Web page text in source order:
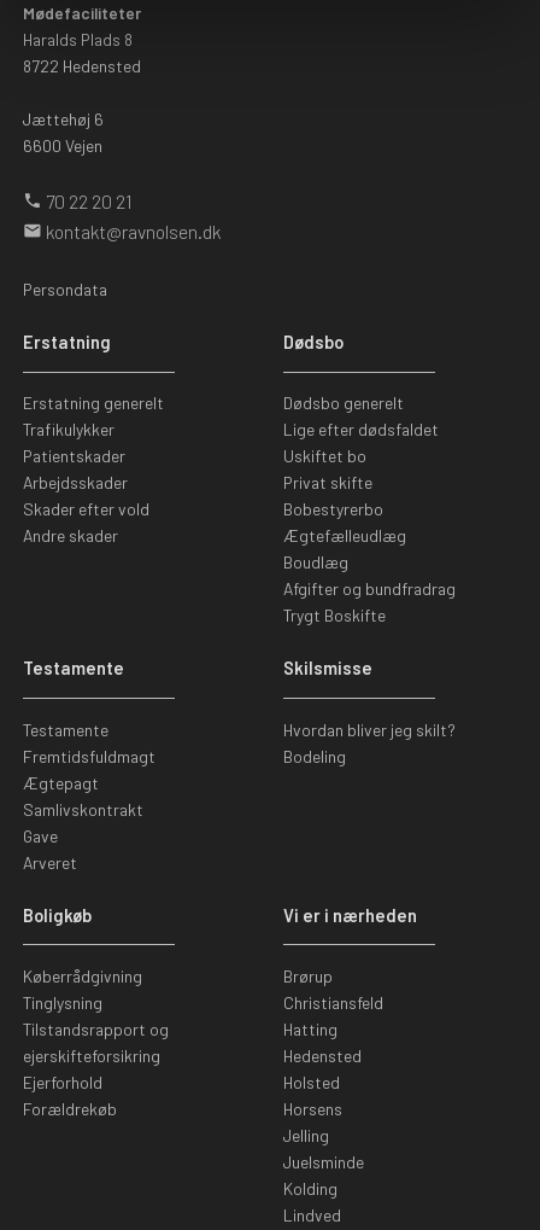
Mødefaciliteter
Haralds Plads 8
8722 Hedensted
Jættehøj 6
6600 Vejen
phone 70 22 20 21
mail kontakt@ravnolsen.dk
Persondata
Erstatning
Erstatning generelt
Trafikulykker
Patientskader
Arbejdsskader
Skader efter vold
Andre skader
Dødsbo
Dødsbo generelt
Lige efter dødsfaldet
Uskiftet bo
Privat skifte
Bobestyrerbo
Ægtefælleudlæg
Boudlæg
Afgifter og bundfradrag
Trygt Boskifte
Testamente
Testamente
Fremtidsfuldmagt
Ægtepagt
Samlivskontrakt
Gave
Arveret
Skilsmisse
Hvordan bliver jeg skilt?
Bodeling
Boligkøb
Køberrådgivning
Tinglysning
Tilstandsrapport og
ejerskifteforsikring
Ejerforhold
Forældrekøb
Vi er i nærheden
Brørup
Christiansfeld
Hatting
Hedensted
Holsted
Horsens
Jelling
Juelsminde
Kolding
Lindved